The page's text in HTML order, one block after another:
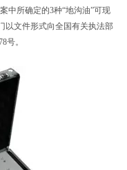
中所确定的3种“地沟油”可现
以文件形式向全国有关执法部
号。